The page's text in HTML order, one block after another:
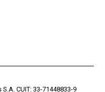
CUIT: 33-71448833-9